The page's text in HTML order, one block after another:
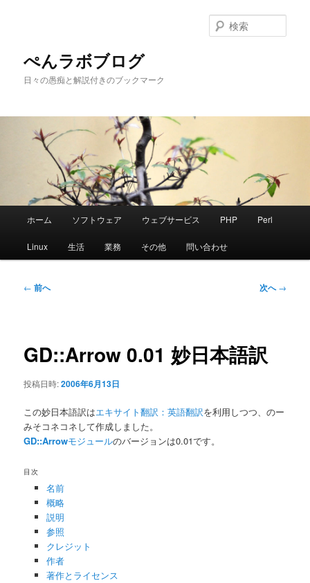
ぺんラボブログ
日々の愚痴と解説付きのブックマーク
索
メ
ホーム ソフトウェア ウェブサービス PHP Perl
Linux 生活 業務 その他 問い合わせ
投
ー
ョ
← 前へ 次へ→
GD::Arrow 0.01 妙日本語訳
投稿日時:2006年6月13日
この妙日本語訳はエキサイト翻訳：英語翻訳を利用しつつ、のー
みそコネコネして作成しました。
GD::Arrowモジュールのバージョンは0.01です。
目次
名前
概略
説明
参照
クレジット
作者
著作とライセンス